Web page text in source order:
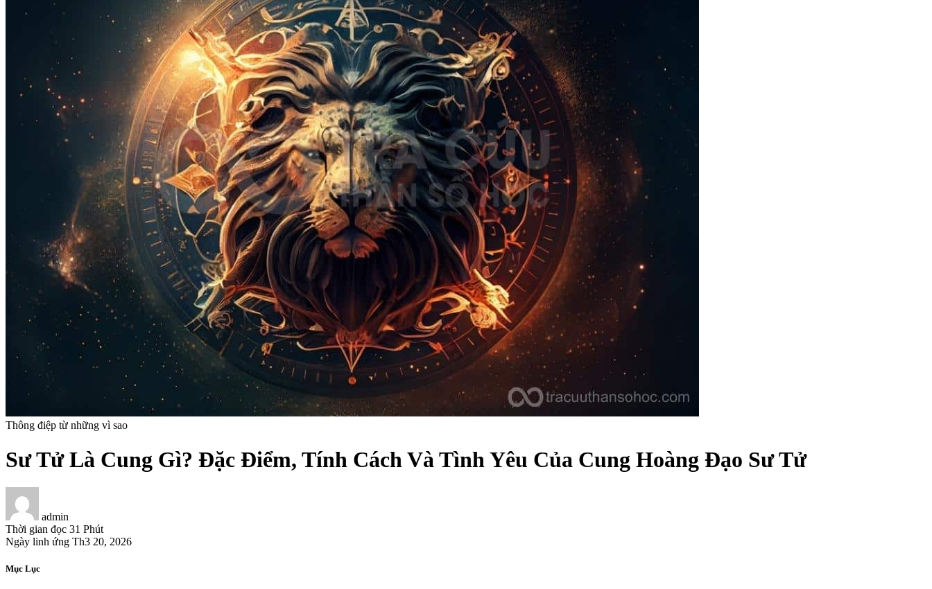
Thông điệp từ những vì sao
Sư Tử Là Cung Gì? Đặc Điểm, Tính Cách Và Tình Yêu Của Cung Hoàng Đạo Sư Tử
admin
Thời gian đọc 31 Phút
Ngày linh ứng Th3 20, 2026
Mục Lục